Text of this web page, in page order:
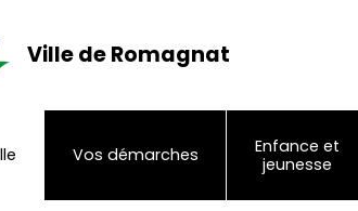
Ville de Romagnat
Vos démarches
Enfance et
jeunesse